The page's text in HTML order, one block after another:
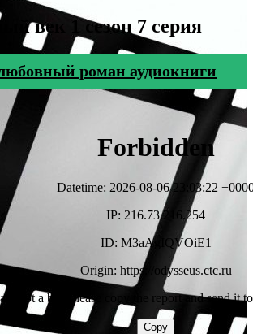
век 1 сезон 7 серия
роман аудиокниги